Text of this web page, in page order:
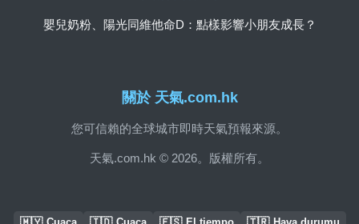
關於 天氣.com.hk
您可信賴的全球城市即時天氣預報來源。
天氣.com.hk © 2026。版權所有。
嬰兒奶粉、陽光同維他命D：點樣影響小朋友成長？